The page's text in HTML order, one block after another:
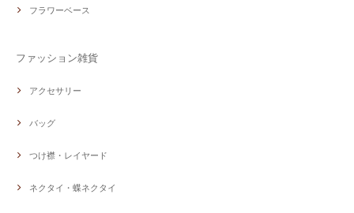
フラワーベース
ファッション雑貨
アクセサリー
バッグ
つけ襟・レイヤード
ネクタイ・蝶ネクタイ